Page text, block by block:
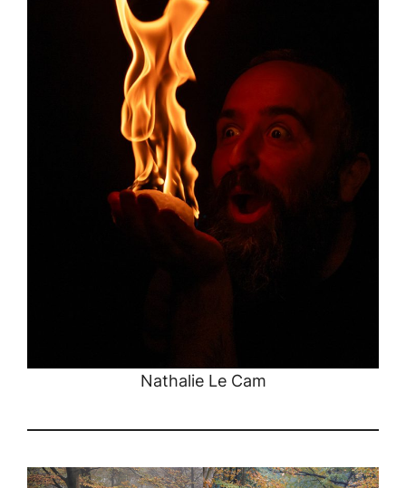
Nathalie Le Cam